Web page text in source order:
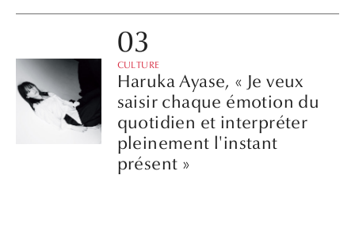
CULTURE
Haruka Ayase, « Je veux
saisir chaque émotion du
quotidien et interpréter
pleinement l'instant
présent »